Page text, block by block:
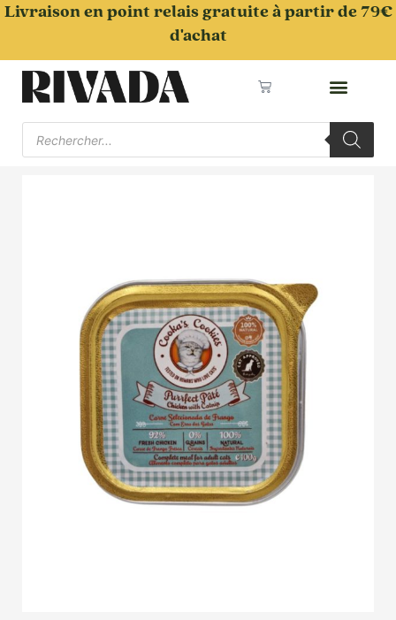
Aller
Livraison en point relais gratuite à partir de 79€
d'achat
Panier
Recherche
produits